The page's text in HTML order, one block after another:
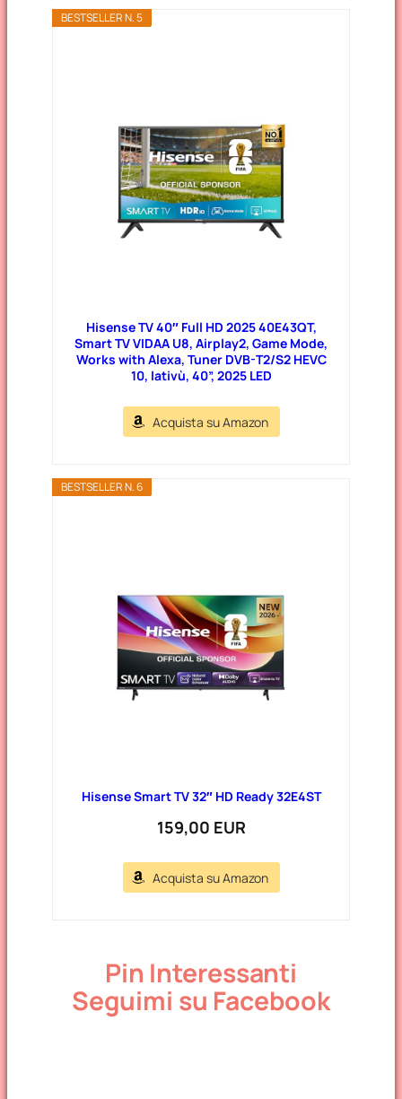
BESTSELLER N. 5
Hisense TV 40″ Full HD 2025 40E43QT,
Smart TV VIDAA U8, Airplay2, Game Mode,
Works with Alexa, Tuner DVB-T2/S2 HEVC
10, lativù, 40”, 2025 LED
Acquista su Amazon
BESTSELLER N. 6
Hisense Smart TV 32″ HD Ready 32E4ST
159,00 EUR
Acquista su Amazon
Pin Interessanti
Seguimi su Facebook